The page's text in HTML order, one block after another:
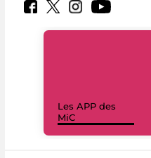
Les APP des
MiC